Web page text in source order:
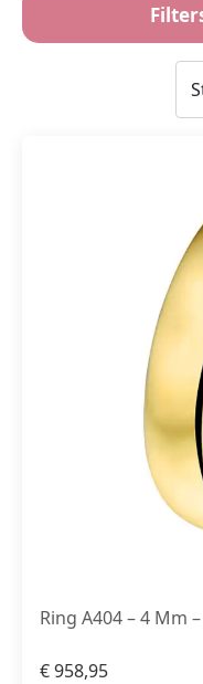
Ring A404 – 4 Mm
€958,95